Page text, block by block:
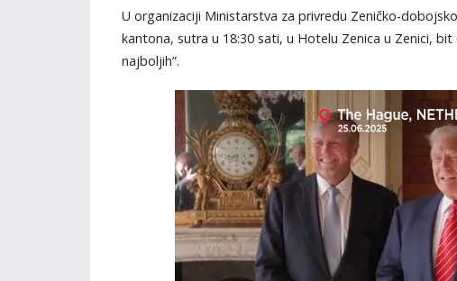
U organizaciji Ministarstva za privredu Zeničko-
kantona, sutra u 18:30 sati, u Hotelu Zenica u Zenici,
najboljih”.